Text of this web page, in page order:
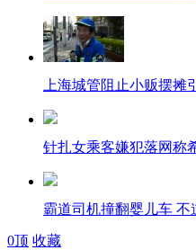
上海城管阻止小贩摆摊
针扎女乘客嫌犯落网称
霸道司机撞翻婴儿车 不
0顶 收藏